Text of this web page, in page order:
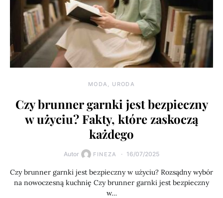
MODA, URODA
Czy brunner garnki jest bezpieczny
w użyciu? Fakty, które zaskoczą
każdego
Autor FINEZA 16/07/2025
Czy brunner garnki jest bezpieczny w użyciu? Rozsądny wybór
na nowoczesną kuchnię Czy brunner garnki jest bezpieczny
w…